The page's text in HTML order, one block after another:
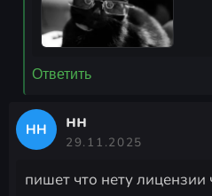
Ответить
НН нн
29.11.2025
пишет что нету лицензии